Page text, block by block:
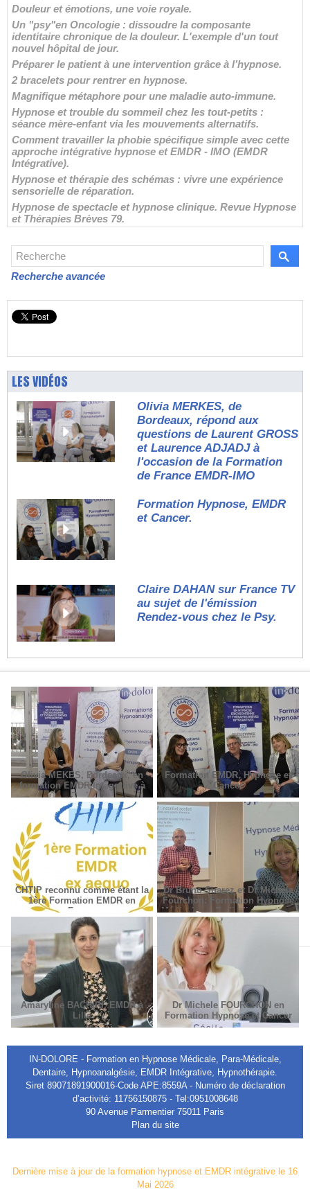
Douleur et émotions, une voie royale.
Un "psy"en Oncologie : dissoudre la composante
identitaire chronique de la douleur. L'exemple d'un tout
nouvel hôpital de jour.
Préparer le patient à une intervention grâce à l’hypnose.
2 bracelets pour rentrer en hypnose.
Magnifique métaphore pour une maladie auto-immune.
Hypnose et trouble du sommeil chez les tout-petits :
séance mère-enfant via les mouvements alternatifs.
Comment travailler la phobie spécifique simple avec cette
approche intégrative hypnose et EMDR - IMO (EMDR
Intégrative).
Hypnose et thérapie des schémas : vivre une expérience
sensorielle de réparation.
Hypnose de spectacle et hypnose clinique. Revue Hypnose
et Thérapies Brèves 79.
Recherche avancée
LES VIDÉOS
Olivia MERKES, de
Bordeaux, répond aux
questions de Laurent GROSS
et Laurence ADJADJ à
l'occasion de la Formation
de France EMDR-IMO
Formation Hypnose, EMDR
et Cancer.
Claire DAHAN sur France TV
au sujet de l'émission
Rendez-vous chez le Psy.
Olivia MEKES, Bordeaux, en
formation EMDR Intégrative à
Paris
Formation EMDR, Hypnose et
Cancer
CHTIP reconnu comme étant la
1ère Formation EMDR en
France
Dr Bruno Suarez et Dr Michèle
Fourchon: Formation Hypnose
Médicale en Radiodiagnostic et
Radiothérapie.
Amaryline BACHIRI, EMDR à
Lille
Dr Michele FOURCHON en
Formation Hypnose et Cancer
IN-DOLORE - Formation en Hypnose Médicale, Para-Médicale,
Dentaire, Hypnoanalgésie, EMDR Intégrative, Hypnothérapie.
Siret 89071891900016-Code APE:8559A - Numéro de déclaration
d’activité: 11756150875 - Tel:0951008648
90 Avenue Parmentier 75011 Paris
Plan du site
Dernière mise à jour de la formation hypnose et EMDR intégrative le 16
Mai 2026